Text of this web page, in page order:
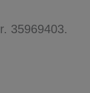
35969403.